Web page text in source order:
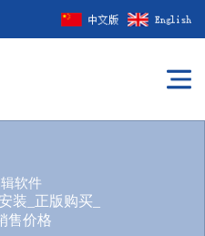
软件
装_正版购买_
售价格